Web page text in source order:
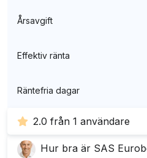
Årsavgift
Effektiv ränta
Räntefria dagar
2.0 från 1 användare
5
Hur bra är SAS